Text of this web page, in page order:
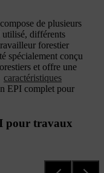
de plusieurs
utilisé, différents
forestier
spécialement conçu
et offre une
caractéristiques
EPI complet pour
pour travaux